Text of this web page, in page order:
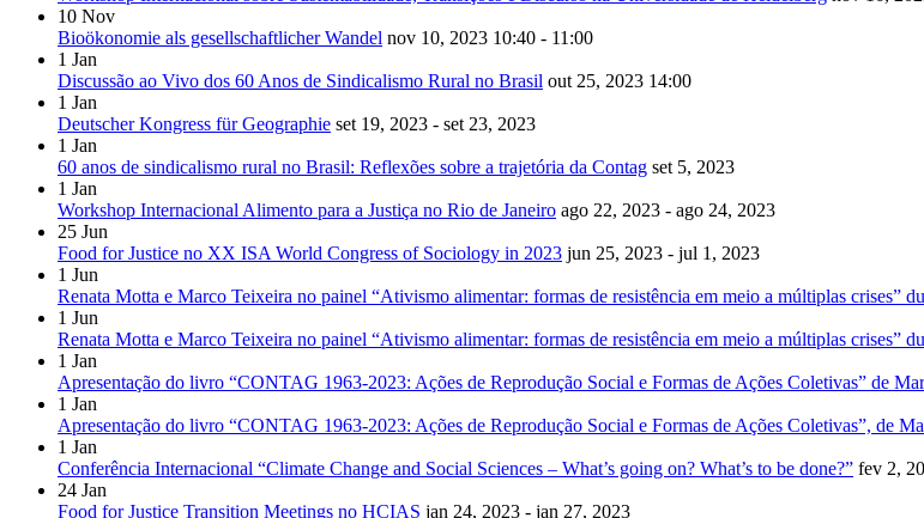
10 Nov
Bioökonomie als gesellschaftlicher Wandel nov 10, 2023 10:40 - 11:00
1 Jan
Discussão ao Vivo dos 60 Anos de Sindicalismo Rural no Brasil out 25, 2023 14:00
1 Jan
Deutscher Kongress für Geographie set 19, 2023 - set 23, 2023
1 Jan
60 anos de sindicalismo rural no Brasil: Reflexões sobre a trajetória da Contag set 5, 2023
1 Jan
Workshop Internacional Alimento para a Justiça no Rio de Janeiro ago 22, 2023 - ago 24, 2023
25 Jun
Food for Justice no XX ISA World Congress of Sociology in 2023 jun 25, 2023 - jul 1, 2023
1 Jun
Renata Motta e Marco Teixeira no painel “Ativismo alimentar: formas de resistência em meio a múltiplas crises”
1 Jun
Renata Motta e Marco Teixeira no painel “Ativismo alimentar: formas de resistência em meio a múltiplas crises”
1 Jan
Apresentação do livro “CONTAG 1963-2023: Ações de Reprodução Social e Formas de Ações Coletivas” de
1 Jan
Apresentação do livro “CONTAG 1963-2023: Ações de Reprodução Social e Formas de Ações Coletivas”, de
1 Jan
Conferência Internacional “Climate Change and Social Sciences – What’s going on? What’s to be done?” fev 2,
24 Jan
Food for Justice Transition Meetings no HCIAS jan 24, 2023 - jan 27, 2023